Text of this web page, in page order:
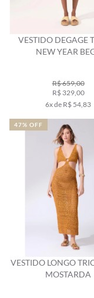
VESTIDO DEGAGE
NEW YEAR
R$ 659,00
R$ 329,00
6x de R$ 54,83
VESTIDO LONGO
MOSTARDA
47% OFF